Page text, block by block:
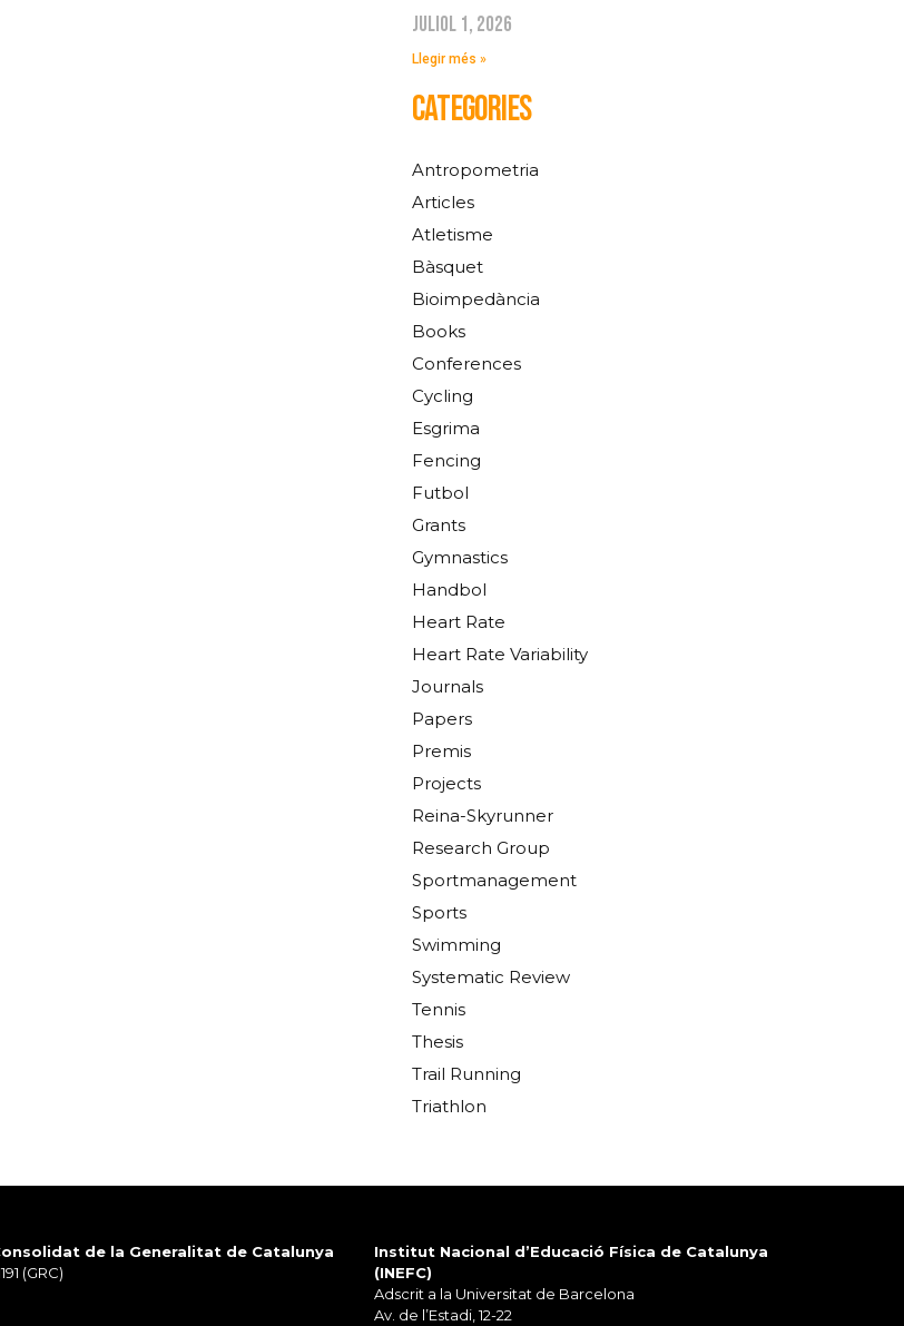
juliol 1, 2026
Llegir més »
CATEGORIES
Antropometria
Articles
Atletisme
Bàsquet
Bioimpedància
Books
Conferences
Cycling
Esgrima
Fencing
Futbol
Grants
Gymnastics
Handbol
Heart Rate
Heart Rate Variability
Journals
Papers
Premis
Projects
Reina-Skyrunner
Research Group
Sportmanagement
Sports
Swimming
Systematic Review
Tennis
Thesis
Trail Running
Triathlon
de la Generalitat de Catalunya
(GRC)
Institut Nacional d’Educació Física de Catalunya
(INEFC)
Adscrit a la Universitat de Barcelona
Av. de l’Estadi, 12-22